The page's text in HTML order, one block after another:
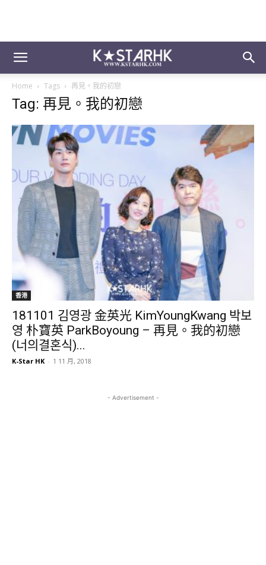
Home Tags 再見。我的初戀
Tag: 再見。我的初戀
香港
181101 김영광 金英光 KimYoungKwang 박보
영 朴寶英 ParkBoyoung – 再見。我的初戀
(너의결혼식)...
K-Star HK - 1 11 月, 2018
- Advertisement -